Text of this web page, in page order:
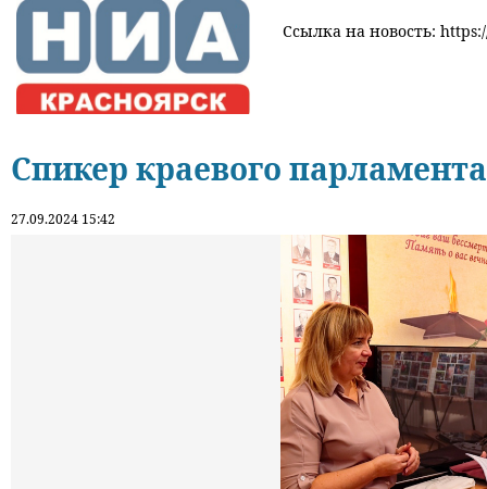
Ссылка на новость:
Спикер краевого
27.09.2024 15:42